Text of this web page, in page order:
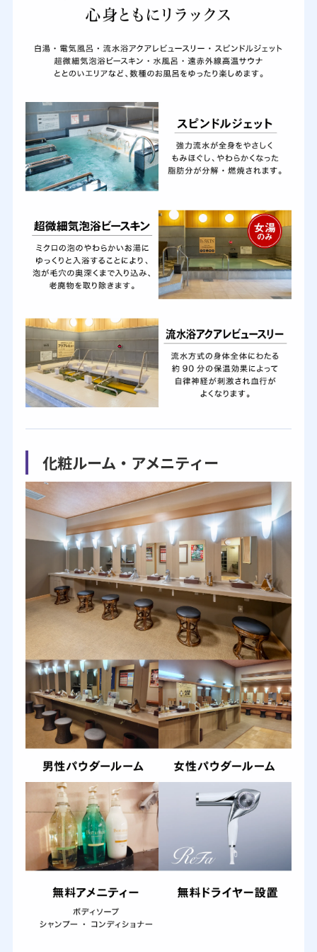
化粧ルーム・アメニティー